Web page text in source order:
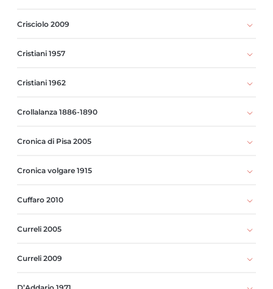
Crisciolo 2009
Cristiani 1957
Cristiani 1962
Crollalanza 1886-1890
Cronica di Pisa 2005
Cronica volgare 1915
Cuffaro 2010
Curreli 2005
Curreli 2009